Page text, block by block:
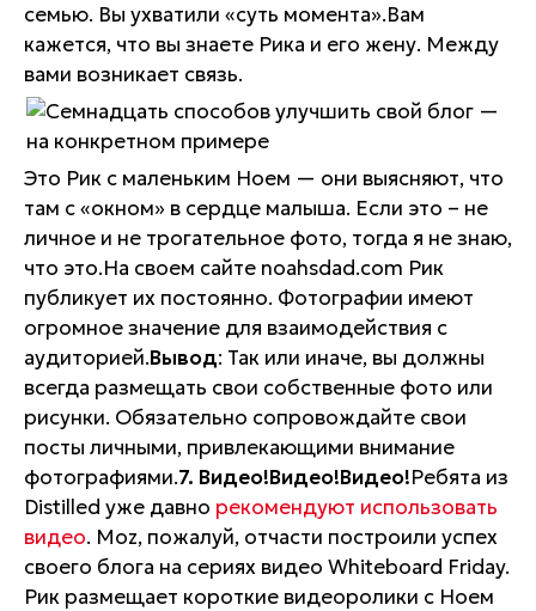
семью. Вы ухватили «суть момента».Вам
кажется, что вы знаете Рика и его жену. Между
вами возникает связь.
Это Рик с маленьким Ноем — они выясняют, что
там с «окном» в сердце малыша. Если это – не
личное и не трогательное фото, тогда я не знаю,
что это.На своем сайте noahsdad.com Рик
публикует их постоянно. Фотографии имеют
огромное значение для взаимодействия с
аудиторией.Вывод: Так или иначе, вы должны
всегда размещать свои собственные фото или
рисунки. Обязательно сопровождайте свои
посты личными, привлекающими внимание
фотографиями.7. Видео!Видео!Видео!Ребята из
Distilled уже давно рекомендуют использовать
видео. Moz, пожалуй, отчасти построили успех
своего блога на сериях видео Whiteboard Friday.
Рик размещает короткие видеоролики с Ноем